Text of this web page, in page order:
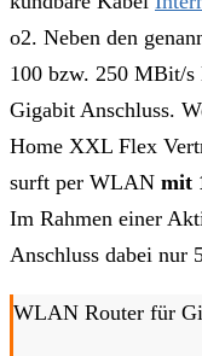
o2. Neben den
100 bzw. 250 MBit/s
Gigabit Anschluss.
Home XXL Flex
surft per WLAN mit
Im Rahmen einer
Anschluss dabei nur
WLAN Router für